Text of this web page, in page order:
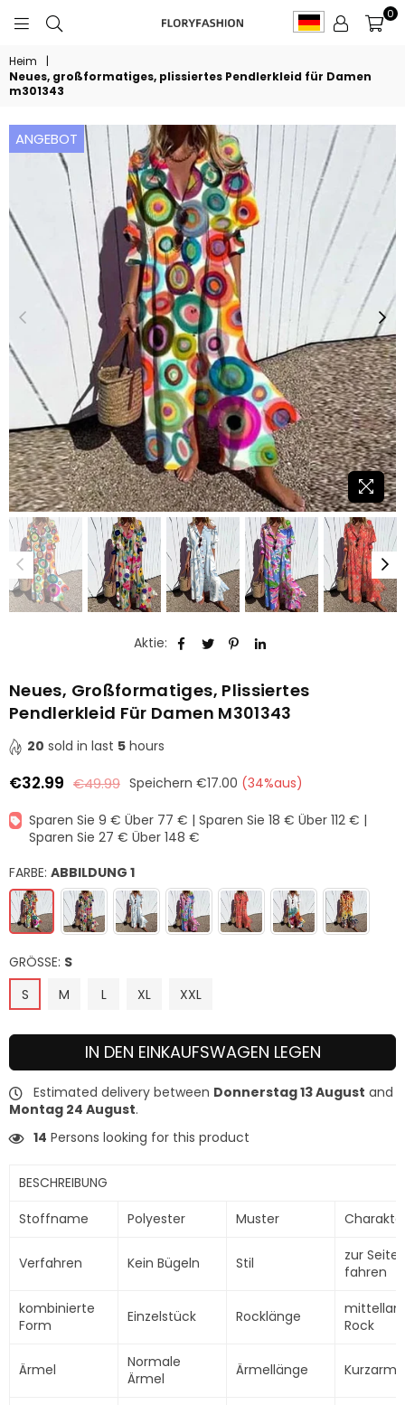
FLORYFASHION
0
Heim
|
Neues, großformatiges, plissiertes Pendlerkleid für Damen
m301343
ANGEBOT
Aktie:
Neues, Großformatiges, Plissiertes
Pendlerkleid Für Damen M301343
20 sold in last 5 hours
Normaler
Preis
€32.99 €49.99 Speichern €17.00 (34%aus)
Sparen Sie 9 € Über 77 € | Sparen Sie 18 € Über 112 € |
Sparen Sie 27 € Über 148 €
FARBE: ABBILDUNG 1
GRÖSSE: S
S
M L XL XXL
IN DEN EINKAUFSWAGEN LEGEN
Estimated delivery between Donnerstag 13 August and
Montag 24 August.
14 Persons looking for this product
BESCHREIBUNG
Stoffname
Polyester Muster
Verfahren Kein Bügeln Stil
zur Seite
fahren
kombinierte
Form
Einzelstück Rocklänge
Rock
Ärmel
Normale
Ärmel
Ärmellänge Kurzarm